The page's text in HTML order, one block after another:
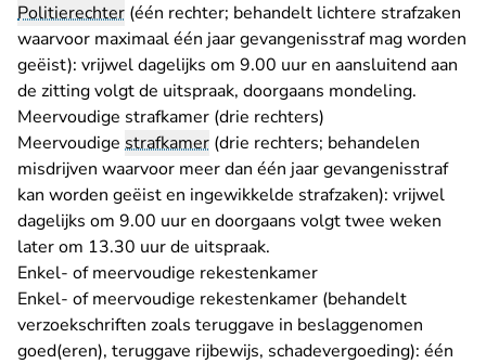
Politierechter (één rechter; behandelt lichtere strafzaken
waarvoor maximaal één jaar gevangenisstraf mag worden
geëist): vrijwel dagelijks om 9.00 uur en aansluitend aan
de zitting volgt de uitspraak, doorgaans mondeling.
Meervoudige strafkamer (drie rechters)
Meervoudige strafkamer (drie rechters; behandelen
misdrijven waarvoor meer dan één jaar gevangenisstraf
kan worden geëist en ingewikkelde strafzaken): vrijwel
dagelijks om 9.00 uur en doorgaans volgt twee weken
later om 13.30 uur de uitspraak.
Enkel- of meervoudige rekestenkamer
Enkel- of meervoudige rekestenkamer (behandelt
verzoekschriften zoals teruggave in beslaggenomen
goed(eren), teruggave rijbewijs, schadevergoeding): één